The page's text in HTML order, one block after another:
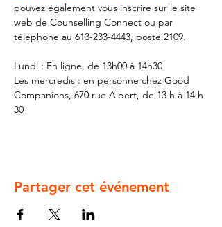
pouvez également vous inscrire sur le site
web de Counselling Connect ou par
téléphone au 613-233-4443, poste 2109.
Lundi : En ligne, de 13h00 à 14h30
Les mercredis : en personne chez Good
Companions, 670 rue Albert, de 13 h à 14 h
30
Partager cet événement